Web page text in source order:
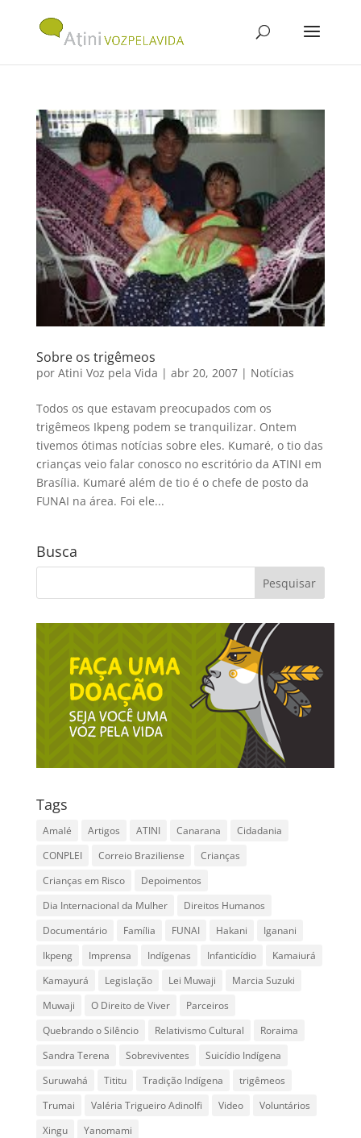
Sobre os trigêmeos
por Atini Voz pela Vida | abr 20, 2007| Notícias
Todos os que estavam preocupados com os
trigêmeos Ikpeng podem se tranquilizar. Ontem
tivemos ótimas notícias sobre eles. Kumaré, o tio das
crianças veio falar conosco no escritório da ATINI em
Brasília. Kumaré além de tio é o chefe de posto da
FUNAI na área. Foi ele...
Busca
Tags
Amalé Artigos ATINI Canarana
Cidadania
CONPLEI
Correio Braziliense
Crianças
Crianças em Risco
Depoimentos
Dia Internacional da Mulher
Direitos Humanos
Documentário
Família FUNAI Hakani
Iganani
Ikpeng
Imprensa Indígenas Infanticídio
Kamaiurá
Kamayurá
Legislação Lei Muwaji
Marcia Suzuki
Muwaji
O Direito de Viver
Parceiros
Quebrando o Silêncio
Relativismo Cultural
Roraima
Sandra Terena
Sobreviventes
Suicídio Indígena
Suruwahá
Tititu Tradição Indígena
trigêmeos
Trumai
Valéria Trigueiro Adinolfi Video
Voluntários
Xingu
Yanomami